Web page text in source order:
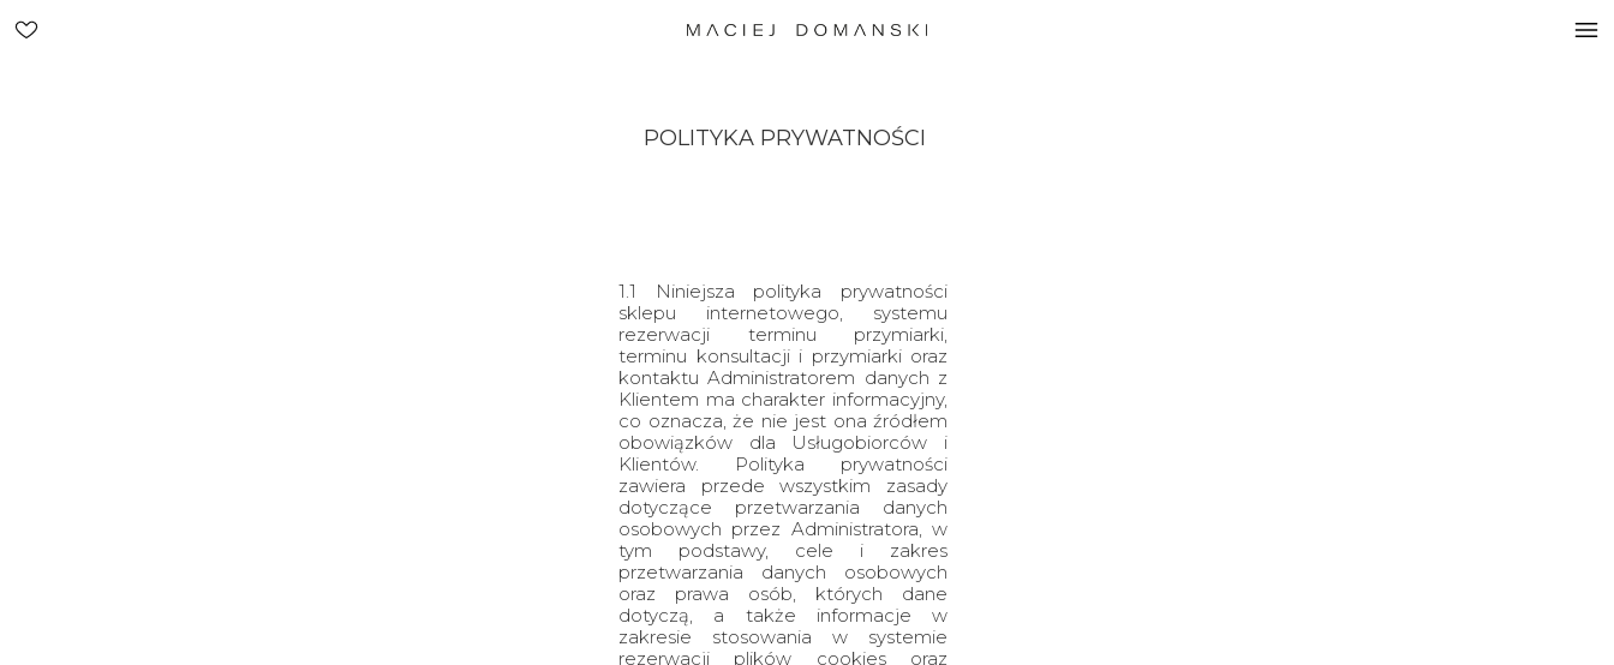
1.1 Niniejsza polityka prywatności
sklepu internetowego, systemu
rezerwacji terminu przymiarki,
terminu konsultacji i przymiarki oraz
kontaktu Administratorem danych z
Klientem ma charakter informacyjny,
co oznacza, że nie jest ona źródłem
obowiązków dla Usługobiorców i
Klientów. Polityka prywatności
zawiera przede wszystkim zasady
dotyczące przetwarzania danych
osobowych przez Administratora, w
tym podstawy, cele i zakres
przetwarzania danych osobowych
oraz prawa osób, których dane
dotyczą, a także informacje w
zakresie stosowania w systemie
rezerwacji plików cookies oraz
POLITYKA PRYWATNOŚCI